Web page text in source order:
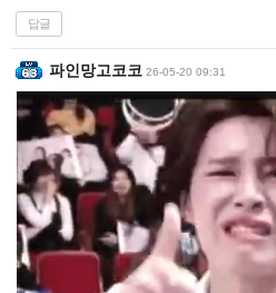
답글
파인망고코코 26-05-20 09:31